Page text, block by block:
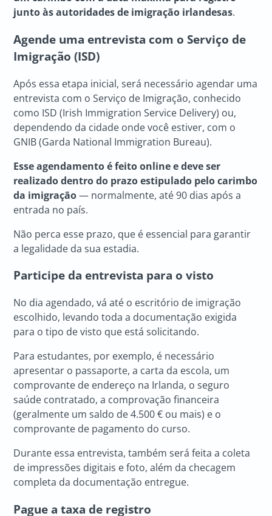
junto às autoridades de imigração irlandesas.
Agende uma entrevista com o Serviço de
Imigração (ISD)
Após essa etapa inicial, será necessário agendar uma
entrevista com o Serviço de Imigração, conhecido
como ISD (Irish Immigration Service Delivery) ou,
dependendo da cidade onde você estiver, com o
GNIB (Garda National Immigration Bureau).
Esse agendamento é feito online e deve ser
realizado dentro do prazo estipulado pelo carimbo
da imigração— normalmente, até 90 dias após a
entrada no país.
Não perca esse prazo, que é essencial para garantir
a legalidade da sua estadia.
Participe da entrevista para o visto
No dia agendado, vá até o escritório de imigração
escolhido, levando toda a documentação exigida
para o tipo de visto que está solicitando.
Para estudantes, por exemplo, é necessário
apresentar o passaporte, a carta da escola, um
comprovante de endereço na Irlanda, o seguro
saúde contratado, a comprovação financeira
(geralmente um saldo de 4.500 € ou mais) e o
comprovante de pagamento do curso.
Durante essa entrevista, também será feita a coleta
de impressões digitais e foto, além da checagem
completa da documentação entregue.
Pague a taxa de registro